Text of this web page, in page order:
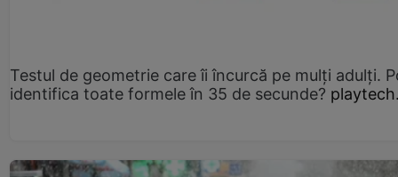
Testul de geometrie care îi încurcă pe mulți adulți.
identifica toate formele în 35 de secunde?